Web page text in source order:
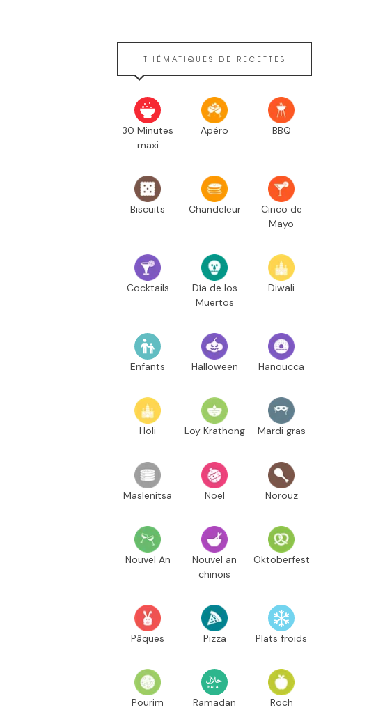
THÉMATIQUES DE RECETTES
30 Minutes
maxi
Apéro BBQ
Biscuits Chandeleur
Cinco de
Mayo
Cocktails
Día de los
Muertos
Diwali
Enfants Halloween Hanoucca
Holi Loy Krathong Mardi gras
Maslenitsa Noël Norouz
Nouvel An
Nouvel an
chinois
Oktoberfest
Pâques Pizza Plats froids
Pourim Ramadan Roch